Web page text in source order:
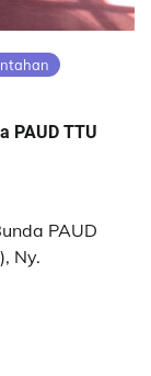
PAUD TTU
PAUD
Ny.